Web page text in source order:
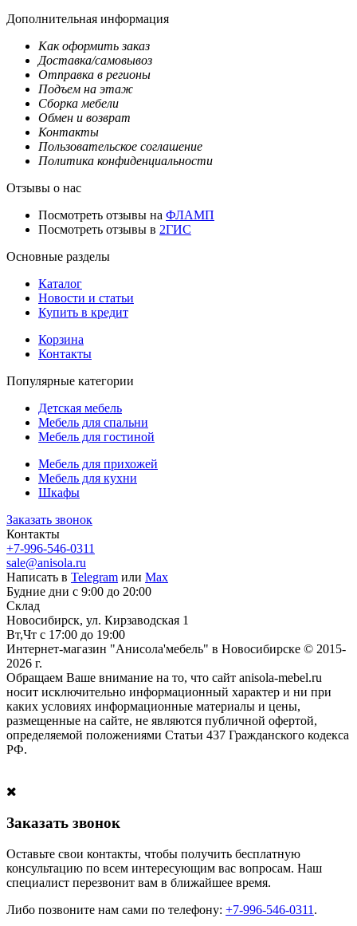
Дополнительная информация
Как оформить заказ
Доставка/самовывоз
Отправка в регионы
Подъем на этаж
Сборка мебели
Обмен и возврат
Контакты
Пользовательское соглашение
Политика конфиденциальности
Отзывы о нас
Посмотреть отзывы на ФЛАМП
Посмотреть отзывы в 2ГИС
Основные разделы
Каталог
Новости и статьи
Купить в кредит
Корзина
Контакты
Популярные категории
Детская мебель
Мебель для спальни
Мебель для гостиной
Мебель для прихожей
Мебель для кухни
Шкафы
Заказать звонок
Контакты
+7-996-546-0311
sale@anisola.ru
Написать в Telegram или Max
Будние дни с 9:00 до 20:00
Склад
Новосибирск, ул. Кирзаводская 1
Вт,Чт с 17:00 до 19:00
Интернет-магазин "Анисола'мебель" в Новосибирске © 2015-
2026 г.
Обращаем Ваше внимание на то, что сайт anisola-mebel.ru
носит исключительно информационный характер и ни при
каких условиях информационные материалы и цены,
размещенные на сайте, не являются публичной офертой,
определяемой положениями Статьи 437 Гражданского кодекса
РФ.
Заказать звонок
Оставьте свои контакты, чтобы получить бесплатную
консультацию по всем интересующим вас вопросам. Наш
специалист перезвонит вам в ближайшее время.
Либо позвоните нам сами по телефону: +7-996-546-0311 .